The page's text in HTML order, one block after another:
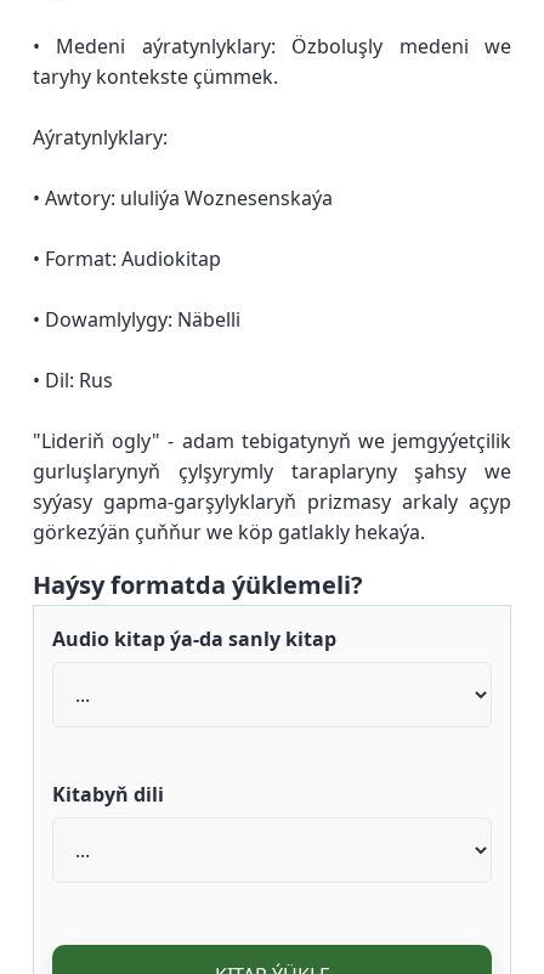
• Medeni aýratynlyklary: Özboluşly medeni we
taryhy kontekste çümmek.
Aýratynlyklary:
• Awtory: ululiýa Woznesenskaýa
• Format: Audiokitap
• Dowamlylygy: Näbelli
• Dil: Rus
"Lideriň ogly" - adam tebigatynyň we jemgyýetçilik
gurluşlarynyň çylşyrymly taraplaryny şahsy we
syýasy gapma-garşylyklaryň prizmasy arkaly açyp
görkezýän çuňňur we köp gatlakly hekaýa.
Haýsy formatda ýüklemeli?
Audio kitap ýa-da sanly kitap
Kitabyň dili